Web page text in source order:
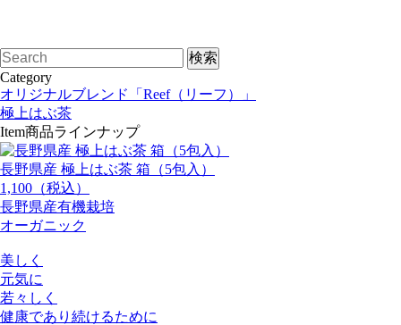
Category
オリジナルブレンド「Reef（リーフ）」
極上はぶ茶
Item商品ラインナップ
長野県産 極上はぶ茶 箱（5包入）
1,100（税込）
長野県産有機栽培
オーガニック
美しく
元気に
若々しく
健康であり続けるために